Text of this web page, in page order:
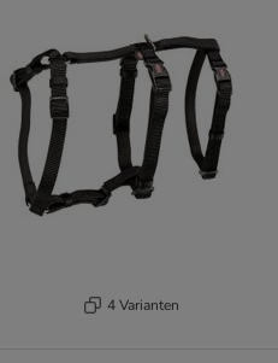
4 Varianten